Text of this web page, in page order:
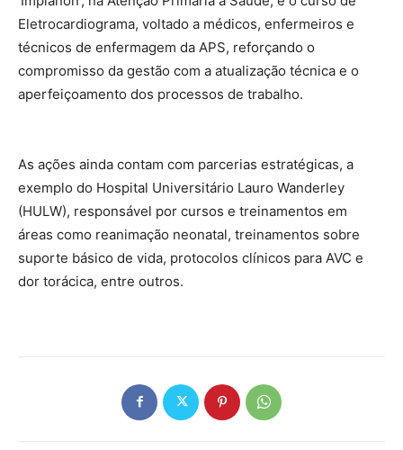
Eletrocardiograma, voltado a médicos, enfermeiros e
técnicos de enfermagem da APS, reforçando o
compromisso da gestão com a atualização técnica e o
aperfeiçoamento dos processos de trabalho.
As ações ainda contam com parcerias estratégicas, a
exemplo do Hospital Universitário Lauro Wanderley
(HULW), responsável por cursos e treinamentos em
áreas como reanimação neonatal, treinamentos sobre
suporte básico de vida, protocolos clínicos para AVC e
dor torácica, entre outros.